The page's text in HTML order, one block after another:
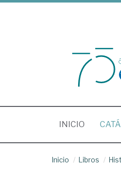
INICIO
Inicio Libros